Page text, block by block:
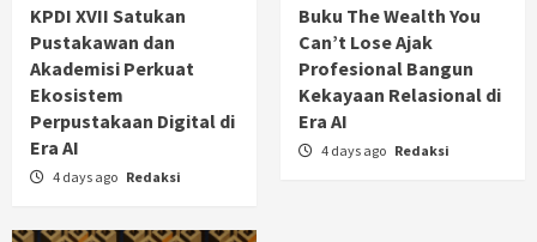
KPDI XVII Satukan
Pustakawan dan
Akademisi Perkuat
Ekosistem
Perpustakaan Digital di
Era AI
4 days ago Redaksi
Buku The Wealth You
Can’t Lose Ajak
Profesional Bangun
Kekayaan Relasional di
Era AI
4 days ago Redaksi